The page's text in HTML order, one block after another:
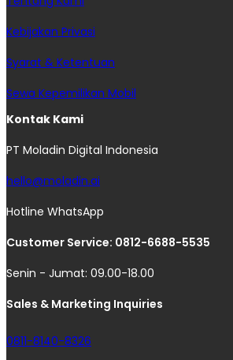
Kebijakan Privasi
Syarat & Ketentuan
Sewa Kepemilikan Mobil
Kontak Kami
PT Moladin Digital Indonesia
hello@moladin.ai
Hotline WhatsApp
Customer Service: 0812-6688-5535
Senin - Jumat: 09.00-18.00
Sales & Marketing Inquiries
0811-8140-8326